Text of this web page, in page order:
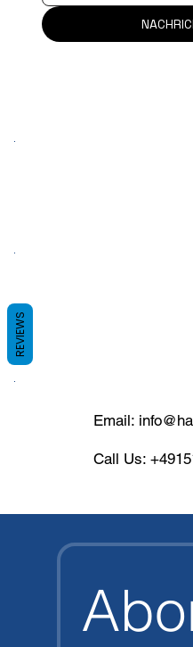
Email:
Call Us:
REVIEWS